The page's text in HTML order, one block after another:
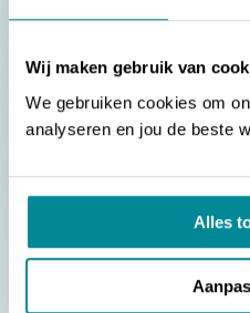
Wij maken gebruik van
We gebruiken cookies om
analyseren en jou de beste
Alles
Mijn bedrukking is niet goed
[ATP-300/600 Pro]
Strepen in de bedrukking bij de